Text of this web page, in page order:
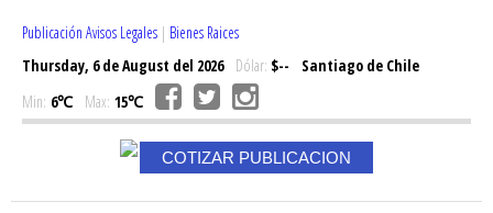
Publicación Avisos Legales | Bienes Raices
Thursday, 6 de August del 2026Dólar: $--
Santiago de Chile
Min: 6℃ Max: 15℃
COTIZAR PUBLICACION